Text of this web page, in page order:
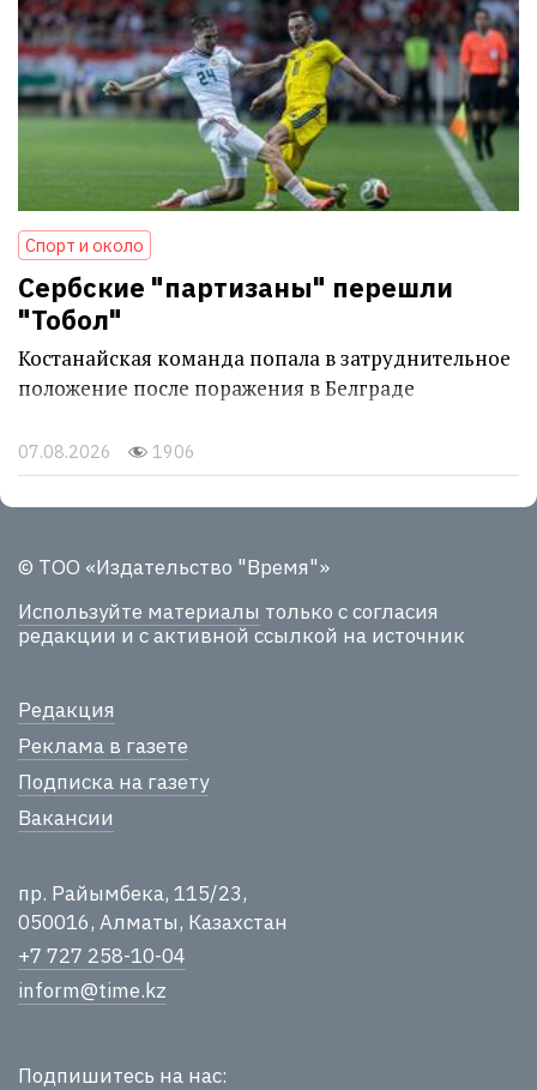
Спорт и около
Сербские "партизаны" перешли
"Тобол"
Костанайская команда попала в затруднительное
положение после поражения в Белграде
07.08.2026 1906
© ТОО «Издательство "Время"»
Используйте материалы только с согласия
редакции и с активной ссылкой на источник
Редакция
Реклама в газете
Подписка на газету
Вакансии
пр. Райымбека, 115/23,
050016, Алматы, Казахстан
+7 727 258-10-04
inform@time.kz
Подпишитесь на нас: